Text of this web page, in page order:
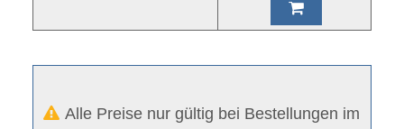
Alle Preise nur gültig bei Bestellungen im